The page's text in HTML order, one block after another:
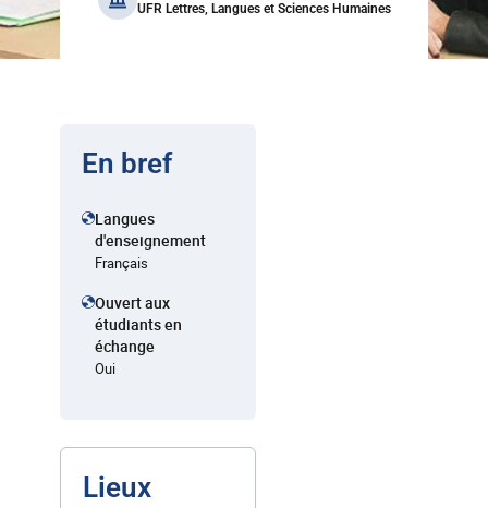
UFR Lettres, Langues et Sciences Humaines
En bref
Langues
d'enseignement
Français
Ouvert aux
étudiants en
échange
Oui
Lieux